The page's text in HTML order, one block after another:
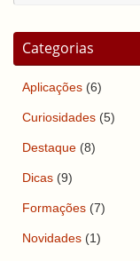
Categorias
Aplicações (6)
Curiosidades (5)
Destaque (8)
Dicas (9)
Formações (7)
Novidades (1)